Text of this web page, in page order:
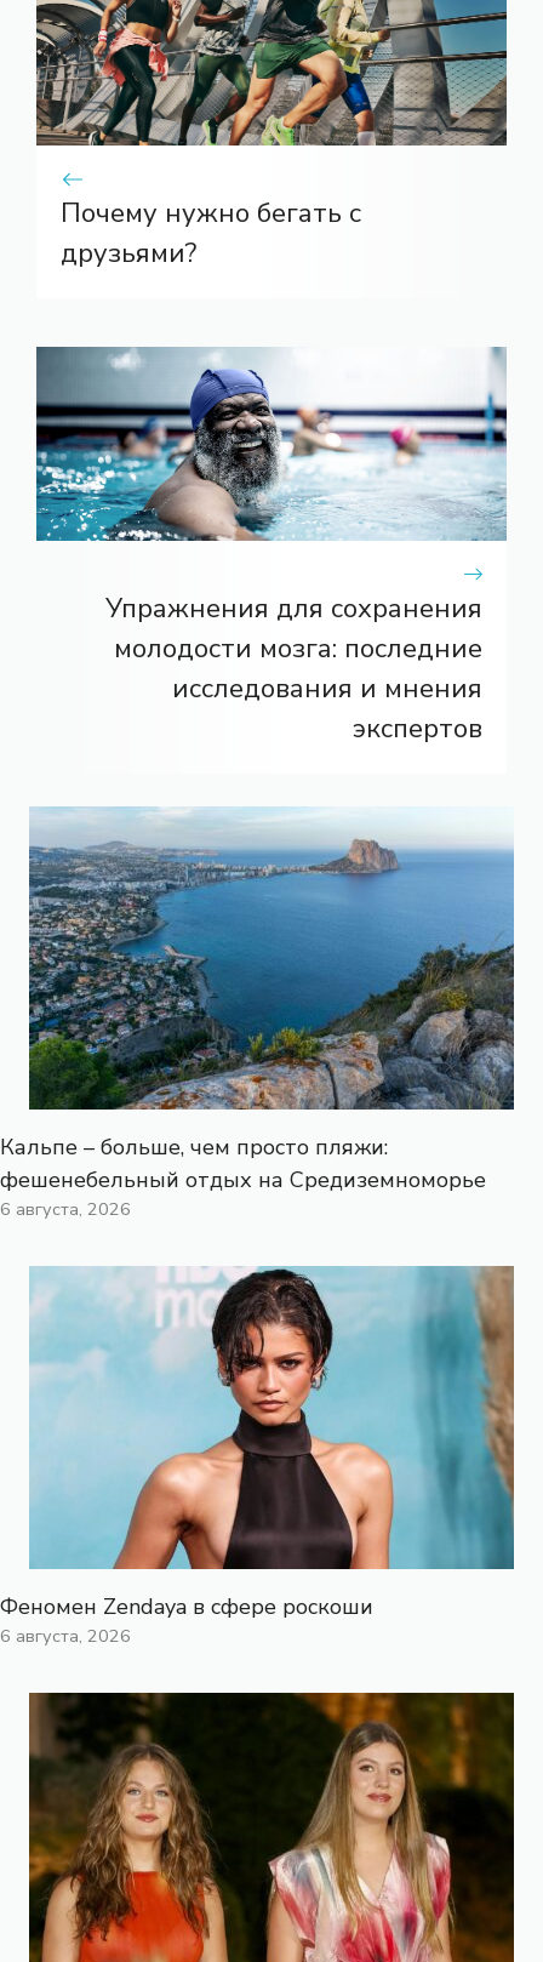
Почему нужно бегать с
друзьями?
Упражнения для сохранения
молодости мозга: последние
исследования и мнения
экспертов
Кальпе – больше, чем просто пляжи:
фешенебельный отдых на Средиземноморье
6 августа, 2026
Феномен Zendaya в сфере роскоши
6 августа, 2026